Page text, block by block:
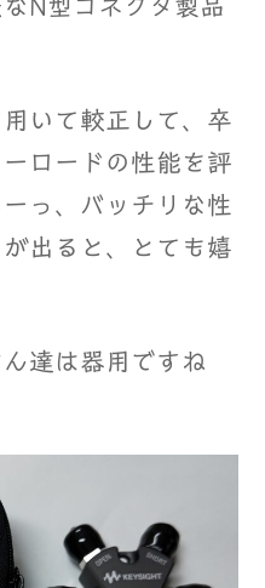
N型コネクタ製品
いて較正して、卒
ロードの性能を評
っ、バッチリな性
出ると、とても嬉
達は器用ですね